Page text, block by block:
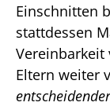
Einschnitten
stattdessen
Eltern weiter